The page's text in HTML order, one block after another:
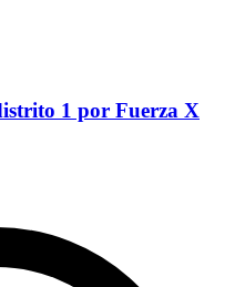
1 por Fuerza X